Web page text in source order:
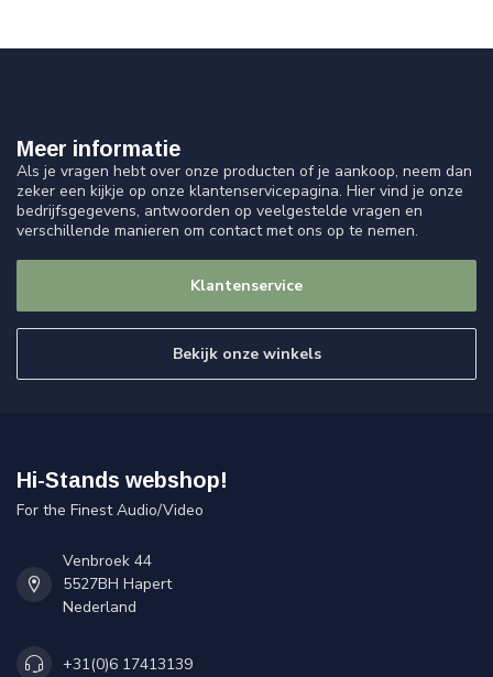
Meer informatie
Als je vragen hebt over onze producten of je aankoop, neem dan
zeker een kijkje op onze klantenservicepagina. Hier vind je onze
bedrijfsgegevens, antwoorden op veelgestelde vragen en
verschillende manieren om contact met ons op te nemen.
Klantenservice
Bekijk onze winkels
Hi-Stands webshop!
For the Finest Audio/Video
Venbroek 44
5527BH Hapert
Nederland
+31(0)6 17413139